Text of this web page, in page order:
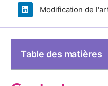
Modification de
Table des matières